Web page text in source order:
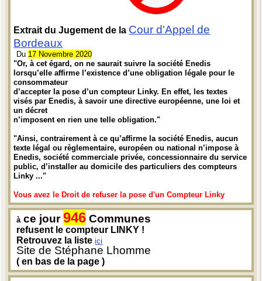
Extrait du Jugement de la Cour d'Appel de
Bordeaux
Du 17 Novembre 2020
"Or, à cet égard, on ne saurait suivre la société Enedis
lorsqu’elle affirme l’existence d’une obligation légale pour le
consommateur
d’accepter la pose d’un compteur Linky. En effet, les textes
visés par Enedis, à savoir une directive européenne, une loi et
un décret
n’imposent en rien une telle obligation."
"Ainsi, contrairement à ce qu’affirme la société Enedis, aucun
texte légal ou règlementaire, européen ou national n’impose à
Enedis, société commerciale privée, concessionnaire du service
public, d’installer au domicile des particuliers des compteurs
Linky ..."
Vous avez le Droit de refuser la pose d'un Compteur Linky
à ce jour946 Communes
refusent le compteur LINKY !
Retrouvez la listeici
Site de Stéphane Lhomme
( en bas de la page )